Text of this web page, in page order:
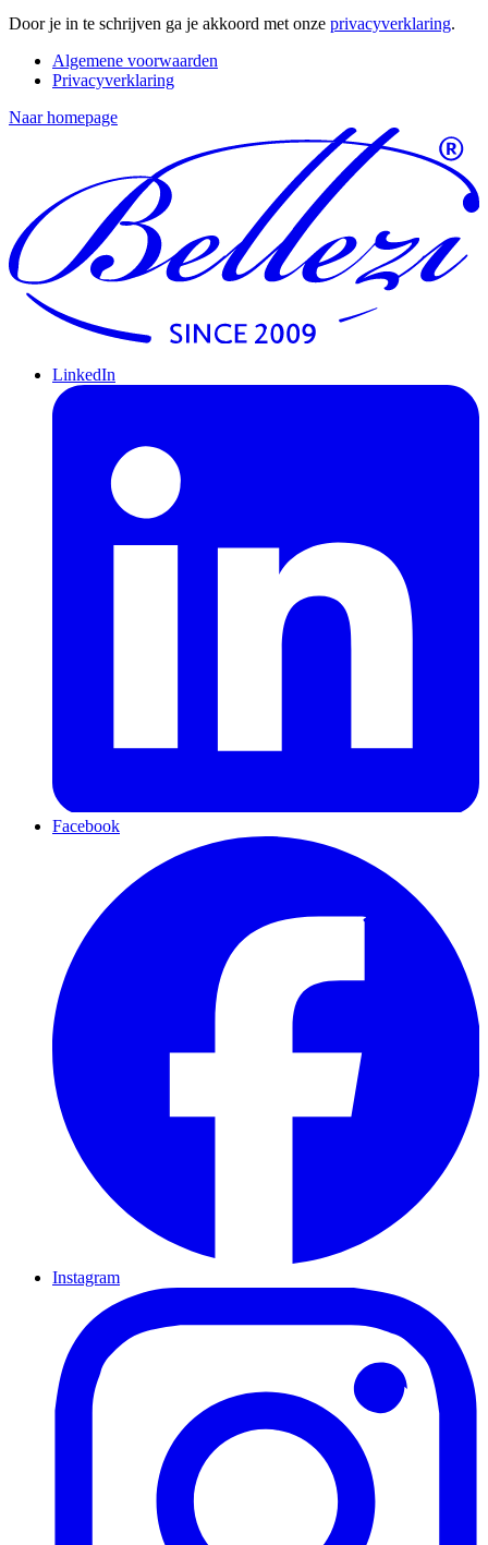
Door je in te schrijven ga je akkoord met onze privacyverklaring.
Algemene voorwaarden
Privacyverklaring
Naar homepage
LinkedIn
Facebook
Instagram